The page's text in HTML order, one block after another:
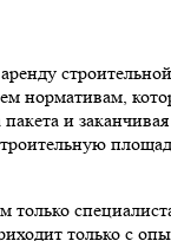
нормативам,
и
только
только с